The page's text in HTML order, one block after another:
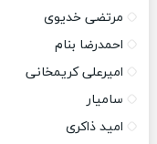
مرتضی خدیوی
احمدرضا بنام
امیرعلی کریمخانی
سامیار
امید ذاکری